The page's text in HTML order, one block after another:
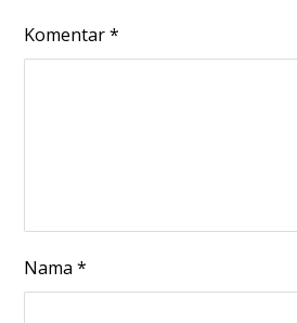
Komentar*
Nama*